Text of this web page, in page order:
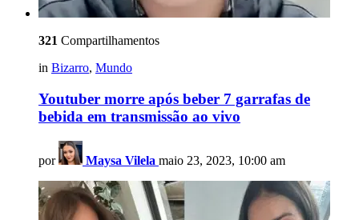
321 Compartilhamentos
in Bizarro, Mundo
Youtuber morre após beber 7 garrafas de
bebida em transmissão ao vivo
por Maysa Vilela maio 23, 2023, 10:00 am